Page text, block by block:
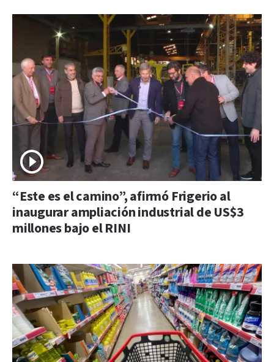
“Este es el camino”, afirmó Frigerio al
inaugurar ampliación industrial de US$3
millones bajo el RINI